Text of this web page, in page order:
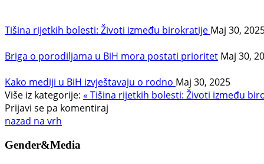
Tišina rijetkih bolesti: Životi između birokratije Maj 30,
Briga o porodiljama u BiH mora postati prioritet Maj 30,
Kako mediji u BiH izvještavaju o rodno Maj 30, 2025
Više iz kategorije: « Tišina rijetkih bolesti: Životi između
Prijavi se pa komentiraj
nazad na vrh
Gender&Media